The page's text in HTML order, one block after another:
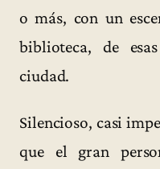
o más, con un
biblioteca, de
ciudad.
Silencioso, casi
que el gran